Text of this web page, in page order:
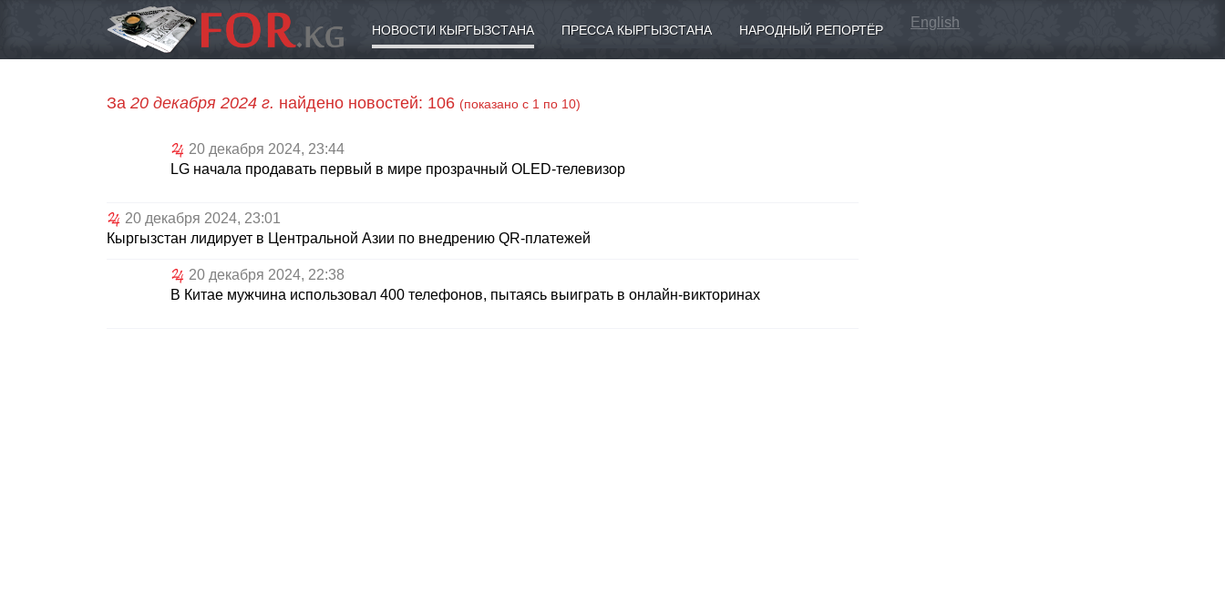
НОВОСТИ КЫРГЫЗСТАНА ПРЕССА КЫРГЫЗСТАНА НАРОДНЫЙ РЕПОРТЁР English
За 20 декабря 2024 г. найдено новостей: 106 (показано с 1 по 10)
20 декабря 2024, 23:44
LG начала продавать первый в мире прозрачный OLED-телевизор
20 декабря 2024, 23:01
Кыргызстан лидирует в Центральной Азии по внедрению QR-платежей
20 декабря 2024, 22:38
В Китае мужчина использовал 400 телефонов, пытаясь выиграть в онлайн-викторинах